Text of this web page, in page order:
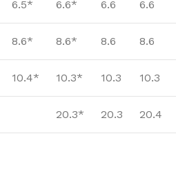
6.5* 6.6* 6.6 6.6
8.6* 8.6* 8.6 8.6
10.4* 10.3* 10.3 10.3
20.3* 20.3 20.4